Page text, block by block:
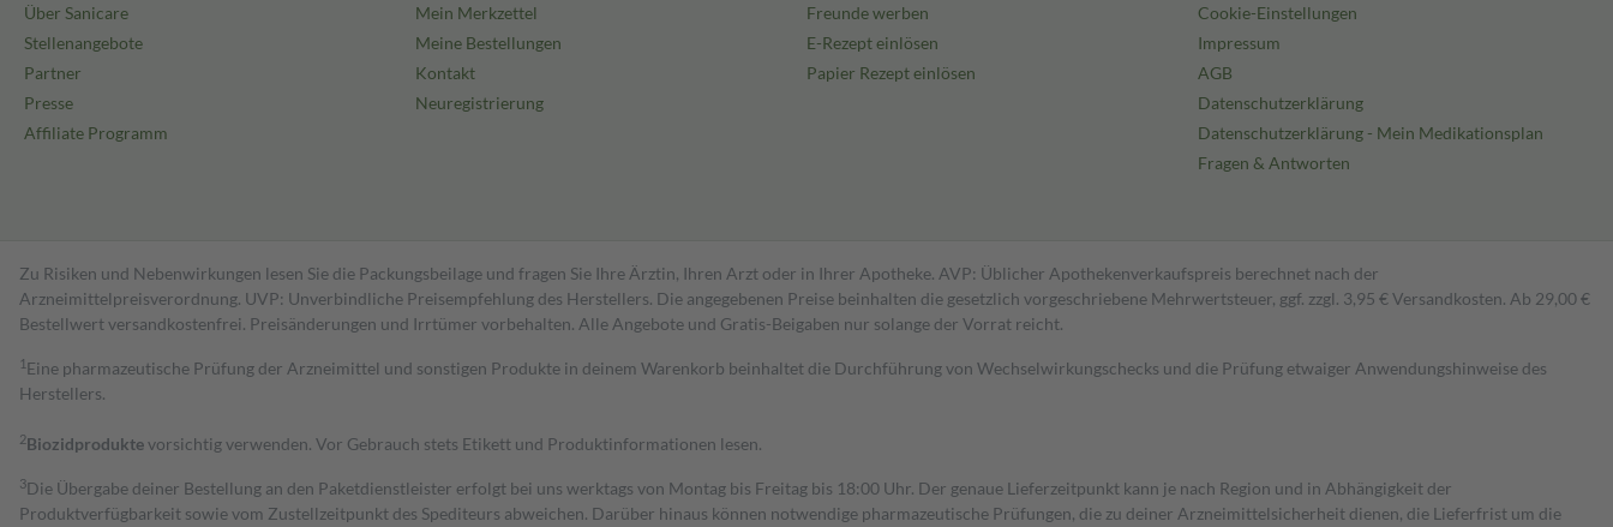
Über Sanicare
Stellenangebote
Partner
Presse
Affiliate Programm
Mein Merkzettel
Meine Bestellungen
Kontakt
Neuregistrierung
Freunde werben
E-Rezept einlösen
Papier Rezept einlösen
Cookie-Einstellungen
Impressum
AGB
Datenschutzerklärung
Datenschutzerklärung - Mein Medikationsplan
Fragen & Antworten
Zu Risiken und Nebenwirkungen lesen Sie die Packungsbeilage und fragen Sie Ihre Ärztin, Ihren Arzt oder in Ihrer Apotheke. AVP: Üblicher Apothekenverkaufspreis berechnet nach der
Arzneimittelpreisverordnung. UVP: Unverbindliche Preisempfehlung des Herstellers. Die angegebenen Preise beinhalten die gesetzlich vorgeschriebene Mehrwertsteuer, ggf. zzgl. 3,95 € Versandkosten. Ab 29,00 €
Bestell­wert versand­kosten­frei. Preisänderungen und Irrtümer vorbehalten. Alle Angebote und Gratis-Beigaben nur solange der Vorrat reicht.
1 Eine pharmazeutische Prüfung der Arzneimittel und sonstigen Produkte in deinem Warenkorb beinhaltet die Durchführung von Wechselwirkungschecks und die Prüfung etwaiger Anwendungshinweise des
Herstellers.
2Biozidproduktevorsichtig verwenden. Vor Gebrauch stets Etikett und Produktinformationen lesen.
3Die Übergabe deiner Bestellung an den Paketdienstleister erfolgt bei uns werktags von Montag bis Freitag bis 18:00 Uhr. Der genaue Lieferzeitpunkt kann je nach Region und in Abhängigkeit der
Produktverfügbarkeit sowie vom Zustellzeitpunkt des Spediteurs abweichen. Darüber hinaus können notwendige pharmazeutische Prüfungen, die zu deiner Arzneimittelsicherheit dienen, die Lieferfrist um die